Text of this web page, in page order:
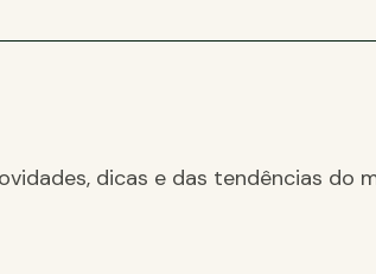
dicas e das tendências do